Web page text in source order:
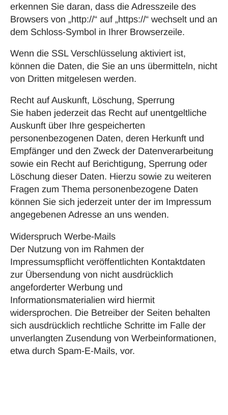
erkennen Sie daran, dass die Adresszeile des
Browsers von „http://“ auf „https://“ wechselt und an
dem Schloss-Symbol in Ihrer Browserzeile.
Wenn die SSL Verschlüsselung aktiviert ist,
können die Daten, die Sie an uns übermitteln, nicht
von Dritten mitgelesen werden.
Recht auf Auskunft, Löschung, Sperrung
Sie haben jederzeit das Recht auf unentgeltliche
Auskunft über Ihre gespeicherten
personenbezogenen Daten, deren Herkunft und
Empfänger und den Zweck der Datenverarbeitung
sowie ein Recht auf Berichtigung, Sperrung oder
Löschung dieser Daten. Hierzu sowie zu weiteren
Fragen zum Thema personenbezogene Daten
können Sie sich jederzeit unter der im Impressum
angegebenen Adresse an uns wenden.
Widerspruch Werbe-Mails
Der Nutzung von im Rahmen der
Impressumspflicht veröffentlichten Kontaktdaten
zur Übersendung von nicht ausdrücklich
angeforderter Werbung und
Informationsmaterialien wird hiermit
widersprochen. Die Betreiber der Seiten behalten
sich ausdrücklich rechtliche Schritte im Falle der
unverlangten Zusendung von Werbeinformationen,
etwa durch Spam-E-Mails, vor.